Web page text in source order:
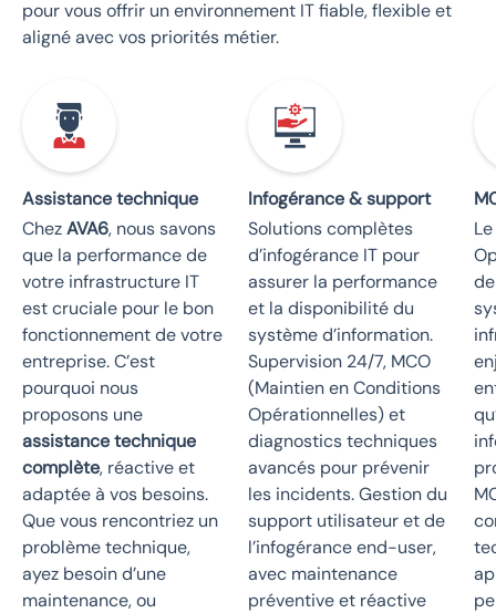
pour vous offrir un environnement IT fiable, flexible et
aligné avec vos priorités métier.
Assistance technique
ChezAVA6, nous savons
que la performance de
votre infrastructure IT
est cruciale pour le bon
fonctionnement de votre
entreprise. C’est
pourquoi nous
proposons une
assistance technique
complète, réactive et
adaptée à vos besoins.
Que vous rencontriez un
problème technique,
ayez besoin d’une
maintenance, ou
Infogérance & support
Solutions complètes
d’infogérance IT pour
assurer la performance
et la disponibilité du
système d’information.
Supervision 24/7, MCO
(Maintien en Conditions
Opérationnelles) et
diagnostics techniques
avancés pour prévenir
les incidents. Gestion du
support utilisateur et de
l’infogérance end-user,
avec maintenance
préventive et réactive